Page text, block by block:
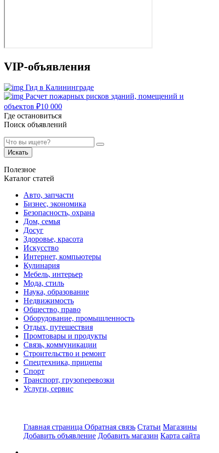
VIP-объявления
Гид в Калининграде
Расчет пожарных рисков зданий, помещений и
объектов ₽10 000
Где остановиться
Поиск объявлений
Искать
Полезное
Каталог статей
Авто, запчасти
Бизнес, экономика
Безопасность, охрана
Дом, семья
Досуг
Здоровье, красота
Искусство
Интернет, компьютеры
Кулинария
Мебель, интерьер
Мода, стиль
Наука, образование
Недвижимость
Общество, право
Оборудование, промышленность
Отдых, путешествия
Промтовары и продукты
Связь, коммуникации
Строительство и ремонт
Спецтехника, прицепы
Спорт
Транспорт, грузоперевозки
Услуги, сервис
Главная страница Обратная связь Статьи Магазины
Добавить объявление Добавить магазин Карта сайта